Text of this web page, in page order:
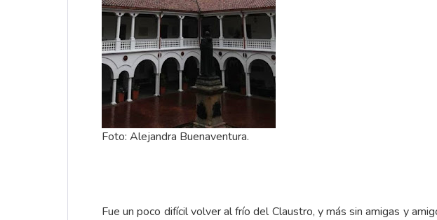
Foto: Alejandra Buenaventura.
Fue un poco difícil volver al frío del Claustro, y más sin amigas y